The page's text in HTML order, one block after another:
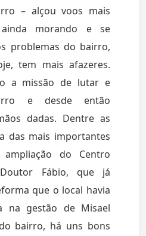
– alçou voos mais
morando e se
problemas do bairro,
tem mais afazeres.
a missão de lutar e
e desde então
dadas. Dentre as
das mais importantes
do Centro
Fábio, que já
que o local havia
na gestão de Misael
bairro, há uns bons